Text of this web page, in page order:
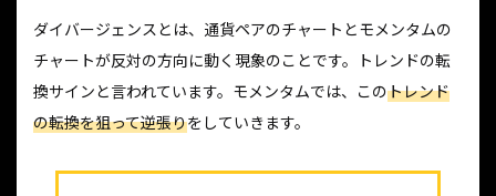
ダイバージェンスとは、通貨ペアのチャートとモメンタムの
チャートが反対の方向に動く現象のことです。トレンドの転
換サインと言われています。モメンタムでは、このトレンド
の転換を狙って逆張りをしていきます。